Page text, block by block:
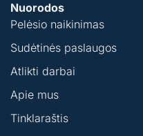
Nuorodos
Pelėsio naikinimas
Sudėtinės paslaugos
Atlikti darbai
Apie mus
Tinklaraštis